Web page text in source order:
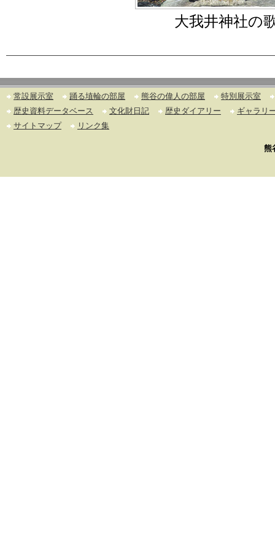
大我井神社の
常設展示室 踊る埴輪の部屋 熊谷の偉人の部屋
特別展示室
歴史資料データベース
文化財日記 歴史ダイアリー
ギャラリ
サイトマップ
リンク集
熊